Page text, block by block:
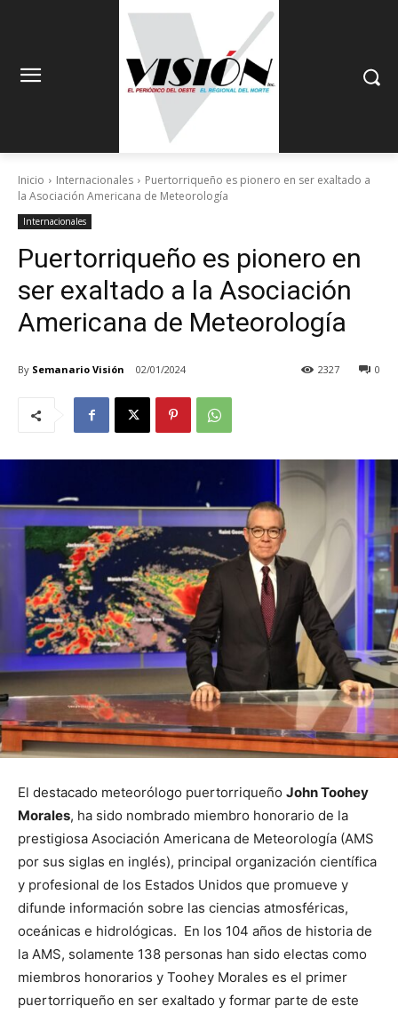
Inicio Internacionales
Puertorriqueño es pionero en ser exaltado a
la Asociación Americana de Meteorología
Internacionales
Puertorriqueño es pionero en
ser exaltado a la Asociación
Americana de Meteorología
By Semanario Visión 02/01/2024 0
2327
El destacado meteorólogo puertorriqueño John Toohey
Morales, ha sido nombrado miembro honorario de la
prestigiosa Asociación Americana de Meteorología (AMS
por sus siglas en inglés), principal organización científica
y profesional de los Estados Unidos que promueve y
difunde información sobre las ciencias atmosféricas,
oceánicas e hidrológicas. En los 104 años de historia de
la AMS, solamente 138 personas han sido electas como
miembros honorarios y Toohey Morales es el primer
puertorriqueño en ser exaltado y formar parte de este